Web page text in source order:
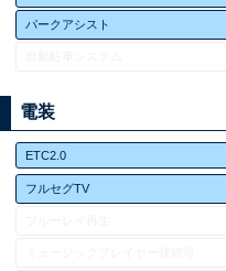
パークアシスト
電装
ETC2.0
フルセグTV